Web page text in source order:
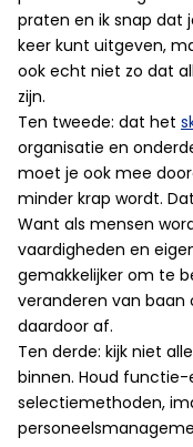
praten en ik snap dat
keer kunt uitgeven,
ook echt niet zo dat
zijn.
Ten tweede: dat het
organisatie en
moet je ook mee
minder krap wordt.
Want als mensen
vaardigheden en
gemakkelijker om te
veranderen van
daardoor af.
Ten derde: kijk niet
binnen. Houd functie-
selectiemethoden,